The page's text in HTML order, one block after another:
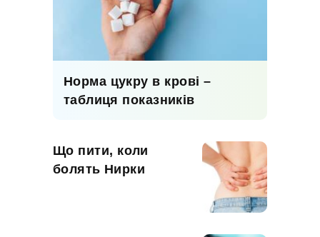
Норма цукру в крові –
таблиця показників
Що пити, коли
болять Нирки